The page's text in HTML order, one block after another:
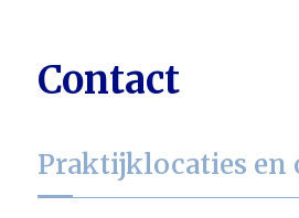
Contact
Praktijklocaties en